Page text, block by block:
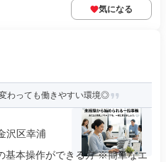
気になる
わっても働きやすい環境◎
沢区幸浦
基本操作ができる方 ※簡単なエ